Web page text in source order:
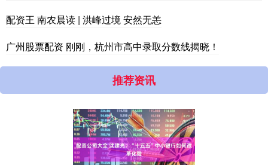
配资王 南农晨读 | 洪峰过境 安然无恙
广州股票配资 刚刚，杭州市高中录取分数线揭晓！
推荐资讯